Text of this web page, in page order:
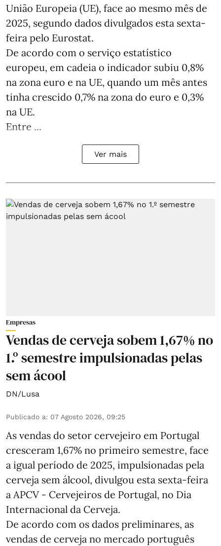
União Europeia (UE), face ao mesmo mês de
2025, segundo dados divulgados esta sexta-
feira pelo Eurostat.
De acordo com o serviço estatístico
europeu, em cadeia o indicador subiu 0,8%
na zona euro e na UE, quando um mês antes
tinha crescido 0,7% na zona do euro e 0,3%
na UE.
Entre ...
Ver mais
Empresas
Vendas de cerveja sobem 1,67% no
1.º semestre impulsionadas pelas
sem ácool
DN/Lusa
Publicado a: 07 Agosto 2026, 09:25
As vendas do setor cervejeiro em Portugal
cresceram 1,67% no primeiro semestre, face
a igual período de 2025, impulsionadas pela
cerveja sem álcool, divulgou esta sexta-feira
a APCV - Cervejeiros de Portugal, no Dia
Internacional da Cerveja.
De acordo com os dados preliminares, as
vendas de cerveja no mercado português